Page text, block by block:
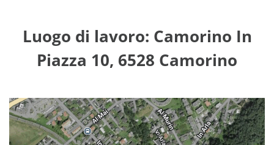
Luogo di lavoro: Camorino In
Piazza 10, 6528 Camorino